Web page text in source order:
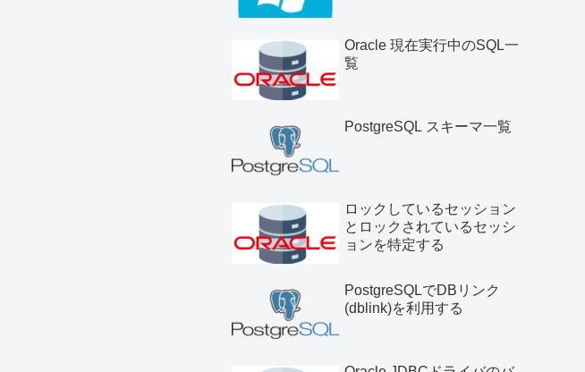
Oracle 現在実行中のSQL一
覧
PostgreSQL スキーマ一覧
ロックしているセッション
とロックされているセッシ
ョンを特定する
PostgreSQLでDBリンク
(dblink)を利用する